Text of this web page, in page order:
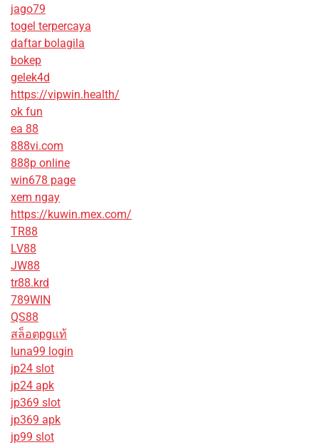
jago79
togel terpercaya
daftar bolagila
bokep
gelek4d
https://vipwin.health/
ok fun
ea 88
888vi.com
888p online
win678 page
xem ngay
https://kuwin.mex.com/
TR88
LV88
JW88
tr88.krd
789WIN
QS88
สล็อตpgแท้
luna99 login
jp24 slot
jp24 apk
jp369 slot
jp369 apk
jp99 slot